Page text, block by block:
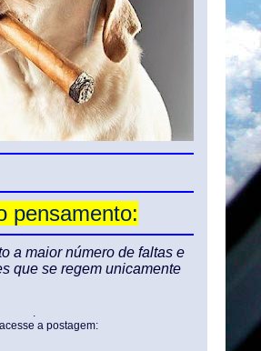
pensamento:
a maior número de faltas e
que se regem unicamente
.
a postagem: